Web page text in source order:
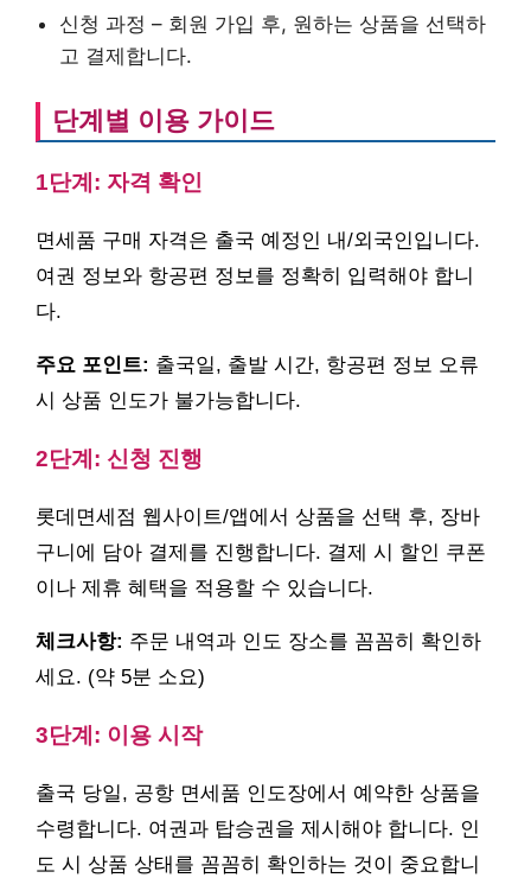
신청 과정 – 회원 가입 후, 원하는 상품을 선택하
고 결제합니다.
단계별 이용 가이드
1단계: 자격 확인
면세품 구매 자격은 출국 예정인 내/외국인입니다.
여권 정보와 항공편 정보를 정확히 입력해야 합니
다.
주요 포인트: 출국일, 출발 시간, 항공편 정보 오류
시 상품 인도가 불가능합니다.
2단계: 신청 진행
롯데면세점 웹사이트/앱에서 상품을 선택 후, 장바
구니에 담아 결제를 진행합니다. 결제 시 할인 쿠폰
이나 제휴 혜택을 적용할 수 있습니다.
체크사항: 주문 내역과 인도 장소를 꼼꼼히 확인하
세요. (약 5분 소요)
3단계: 이용 시작
출국 당일, 공항 면세품 인도장에서 예약한 상품을
수령합니다. 여권과 탑승권을 제시해야 합니다. 인
도 시 상품 상태를 꼼꼼히 확인하는 것이 중요합니